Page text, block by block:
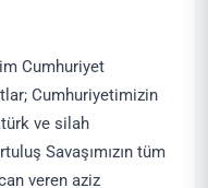
Cumhuriyet
Cumhuriyetimizin
ve silah
Savaşımızın tüm
veren aziz